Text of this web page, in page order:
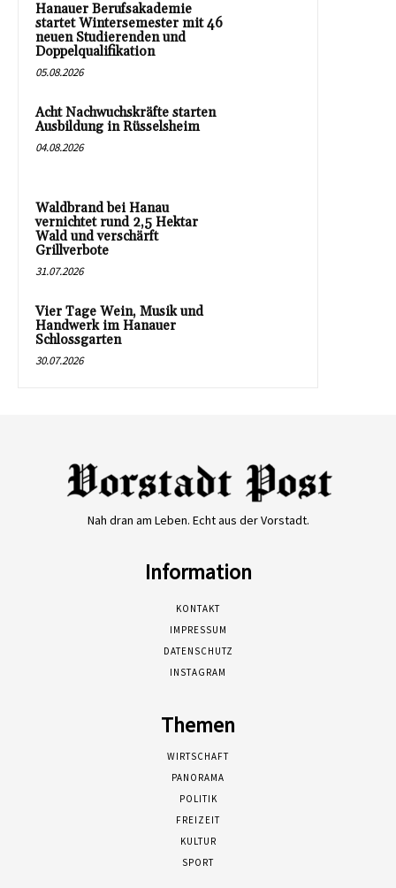
Hanauer Berufsakademie
startet Wintersemester mit 46
neuen Studierenden und
Doppelqualifikation
05.08.2026
Acht Nachwuchskräfte starten
Ausbildung in Rüsselsheim
04.08.2026
Waldbrand bei Hanau
vernichtet rund 2,5 Hektar
Wald und verschärft
Grillverbote
31.07.2026
Vier Tage Wein, Musik und
Handwerk im Hanauer
Schlossgarten
30.07.2026
Nah dran am Leben. Echt aus der Vorstadt.
Information
KONTAKT
IMPRESSUM
DATENSCHUTZ
INSTAGRAM
Themen
WIRTSCHAFT
PANORAMA
POLITIK
FREIZEIT
KULTUR
SPORT